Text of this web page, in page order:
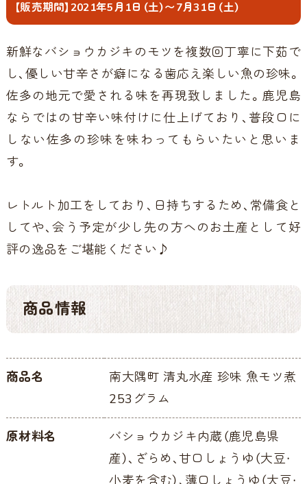
【販売期間】2021年5月1日（土）〜7月31日（土）
新鮮なバショウカジキのモツを複数回丁寧に下茹で
し、優しい甘辛さが癖になる歯応え楽しい魚の珍味。
佐多の地元で愛される味を再現致しました。鹿児島
ならではの甘辛い味付けに仕上げており、普段口に
しない佐多の珍味を味わってもらいたいと思いま
す。
レトルト加工をしており、日持ちするため、常備食と
してや、会う予定が少し先の方へのお土産として好
評の逸品をご堪能ください♪
商品情報
商品名
南大隅町 清丸水産 珍味 魚モツ煮
253グラム
原材料名
バショウカジキ内蔵（鹿児島県
産）、ざらめ、甘口しょうゆ（大豆・
小麦を含む）、薄口しょうゆ（大豆・